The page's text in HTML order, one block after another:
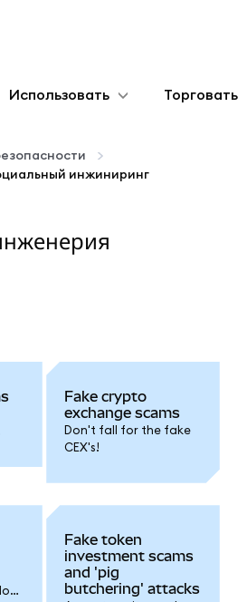
Использовать Торговать
инжиниринг
Fake crypto
exchange scams
Don't fall for the fake
CEX's!
Fake token
investment scams
and 'pig
butchering' attacks